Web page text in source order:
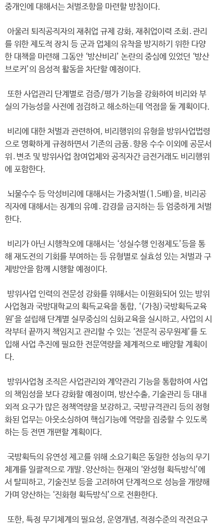
중개인에 대해서는 처벌조항을 마련할 방침이다.
아울러 퇴직공직자의 재취업 규제 강화, 재취업이력 조회․관리
를 위한 제도적 장치 등 군과 업체의 유착을 방지하기 위한 다양
한 대책을 마련해 그동안 ‘방산비리’ 논란의 중심에 있었던 ‘방산
브로커’의 음성적 활동을 차단할 예정이다.
또한 사업관리 단계별로 검증/평가 기능을 강화하여 비리와 부
실의 가능성을 사전에 점검하고 해소하는데 역점을 둘 계획이다.
비리에 대한 처벌과 관련하여, 비리행위의 유형을 방위사업법령
으로 명확하게 규정하면서 기존의 금품․향응 수수 이외에 공문서
위․변조 및 방위사업 참여업체와 공직자간 금전거래도 비리행위
에 포함한다.
뇌물수수 등 악성비리에 대해서는 가중처벌(1.5배)을, 비리공
직자에 대해서는 징계의 유예․감경을 금지하는 등 엄중하게 처벌
한다.
비리가 아닌 시행착오에 대해서는 ‘성실수행 인정제도’등을 통
해 재도전의 기회를 부여하는 등 유형별로 실효성 있는 처벌과 구
제방안을 함께 시행할 예정이다.
방위사업 인력의 전문성 강화를 위해서는 이원화되어 있는 방위
사업청과 국방대학교의 획득교육을 통합, ‘(가칭)국방획득교육
원’을 설립해 단계별 실무중심의 심화교육을 실시하고, 사업의 시
작부터 끝까지 책임지고 관리할 수 있는 ‘전문직 공무원제’를 도
입해 사업 추진에 필요한 전문역량을 체계적으로 배양할 계획이
다.
방위사업청 조직은 사업관리와 계약관리 기능을 통합하여 사업
의 책임성을 보다 강화할 예정이며, 방산수출, 기술관리 등 대내
외적 요구가 많은 정책역량을 보강하고, 국방규격관리 등의 정형
화된 업무는 아웃소싱하여 핵심기능에 역량을 집중할 수 있도록
하는 등 전면 개편할 계획이다.
국방획득의 유연성 제고를 위해 소요기획은 동일한 성능의 무기
체계를 일괄적으로 개발․양산하는 현재의 ‘완성형 획득방식’에
서 탈피하고, 기술진보 등을 고려하여 단계적으로 성능을 개량해
가며 양산하는 ‘진화형 획득방식’으로 전환한다.
또한, 특정 무기체계의 필요성, 운영개념, 적정수준의 작전요구